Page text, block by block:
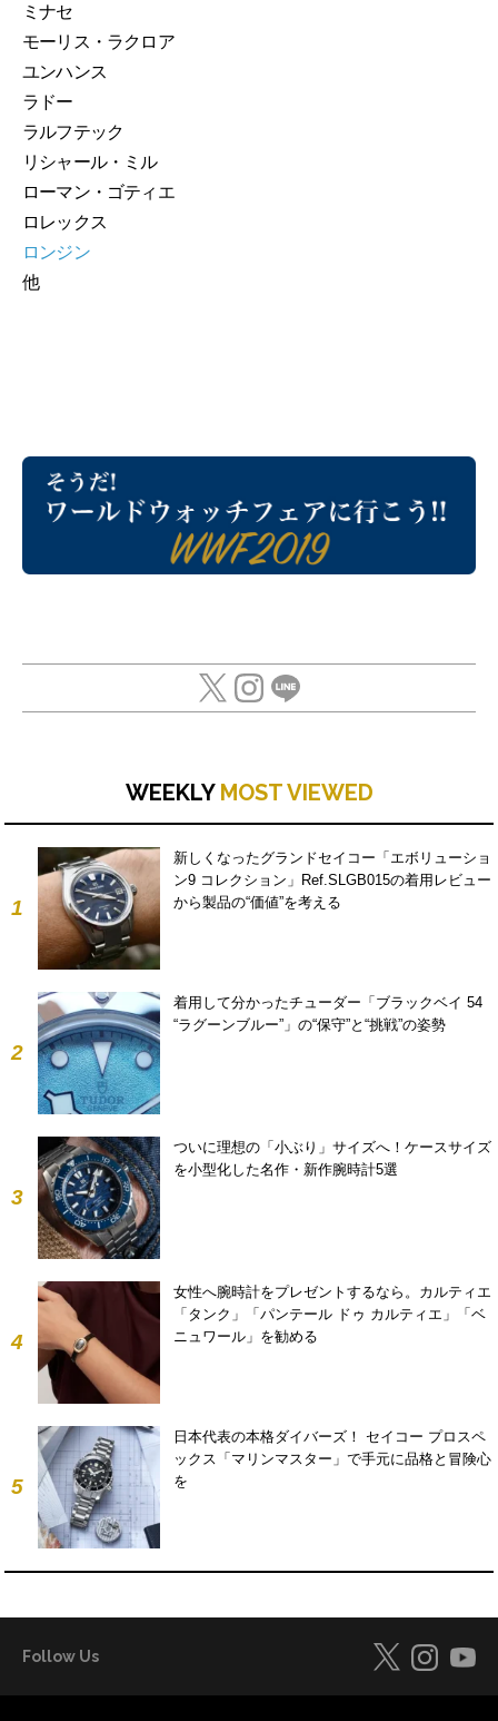
ミナセ
モーリス・ラクロア
ユンハンス
ラドー
ラルフテック
リシャール・ミル
ローマン・ゴティエ
ロレックス
ロンジン
他
WEEKLY MOST VIEWED
1
新しくなったグランドセイコー「エボリューショ
ン9 コレクション」Ref.SLGB015の着用レビュー
から製品の“価値”を考える
2
着用して分かったチューダー「ブラックベイ 54
“ラグーンブルー”」の“保守”と“挑戦”の姿勢
3
ついに理想の「小ぶり」サイズへ！ケースサイズ
を小型化した名作・新作腕時計5選
4
女性へ腕時計をプレゼントするなら。カルティエ
「タンク」「パンテール ドゥ カルティエ」「ベ
ニュワール」を勧める
5
日本代表の本格ダイバーズ！ セイコー プロスペ
ックス「マリンマスター」で手元に品格と冒険心
を
Follow Us